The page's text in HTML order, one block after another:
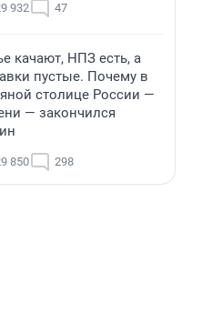
932 47
качают, НПЗ есть, а
пустые. Почему в
столице России —
— закончился
850 298